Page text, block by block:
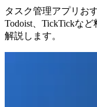
タスク管理アプリお
Todoist、TickTickな
解説します。